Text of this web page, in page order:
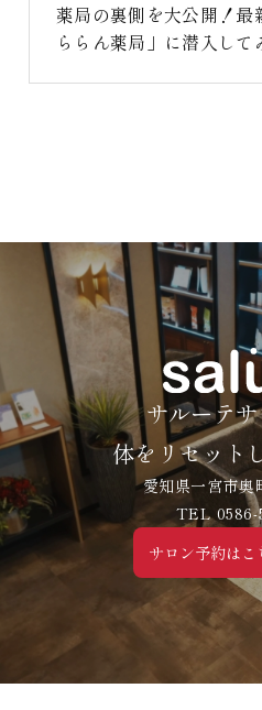
薬局の裏側を大公開！最
ららん薬局」に潜入して
サルーテ
体をリセット
愛知県一宮市奥
TEL 0586-
サロン予約はこ